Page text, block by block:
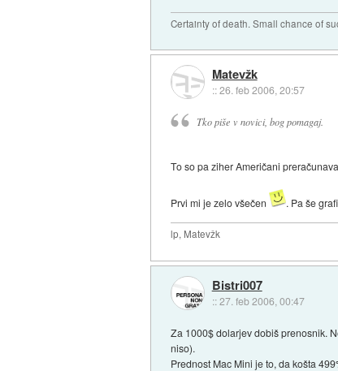
Certainty of death. Small chance of
Matevžk
::26. feb 2006, 20:57
Tko piše v novici, bog pomagaj.
To so pa ziher Američani
Prvi mi je zelo všečen . Pa še
lp, Matevžk
Bistri007
::27. feb 2006, 00:47
Za 1000$ dolarjev dobiš prenosnik.
niso).
Prednost Mac Mini je to, da košta